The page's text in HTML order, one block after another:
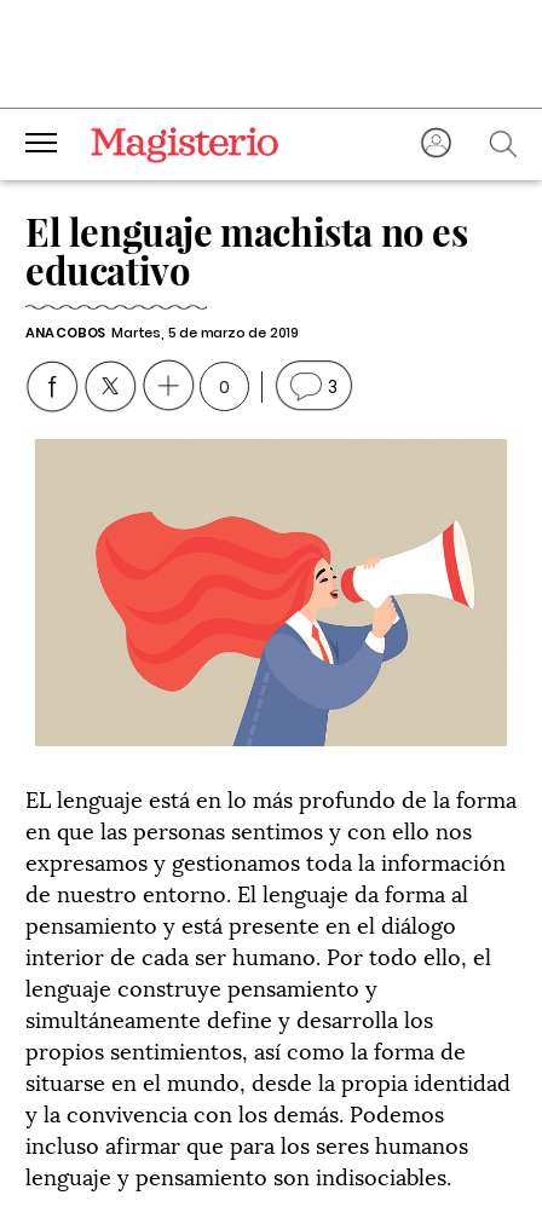
El lenguaje machista no es
educativo
ANA COBOS Martes, 5 de marzo de 2019
0 3
EL lenguaje está en lo más profundo de la forma
en que las personas sentimos y con ello nos
expresamos y gestionamos toda la información
de nuestro entorno. El lenguaje da forma al
pensamiento y está presente en el diálogo
interior de cada ser humano. Por todo ello, el
lenguaje construye pensamiento y
simultáneamente define y desarrolla los
propios sentimientos, así como la forma de
situarse en el mundo, desde la propia identidad
y la convivencia con los demás. Podemos
incluso afirmar que para los seres humanos
lenguaje y pensamiento son indisociables.